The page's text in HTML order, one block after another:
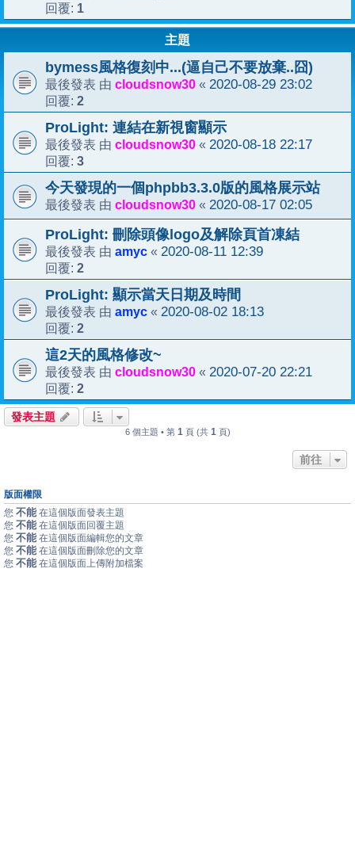
回覆: 1
主題
bymess風格復刻中...(逼自己不要放棄..囧)
最後發表 由 cloudsnow30 « 2020-08-29 23:02
回覆: 2
ProLight: 連結在新視窗顯示
最後發表 由 cloudsnow30 « 2020-08-18 22:17
回覆: 3
今天發現的一個phpbb3.3.0版的風格展示站
最後發表 由 cloudsnow30 « 2020-08-17 02:05
ProLight: 刪除頭像logo及解除頁首凍結
最後發表 由 amyc « 2020-08-11 12:39
回覆: 2
ProLight: 顯示當天日期及時間
最後發表 由 amyc « 2020-08-02 18:13
回覆: 2
這2天的風格修改~
最後發表 由 cloudsnow30 « 2020-07-20 22:21
回覆: 2
發表主題
6 個主題 • 第 1 頁 (共 1 頁)
前往
版面權限
您 不能 在這個版面發表主題
您 不能 在這個版面回覆主題
您 不能 在這個版面編輯您的文章
您 不能 在這個版面刪除您的文章
您 不能 在這個版面上傳附加檔案